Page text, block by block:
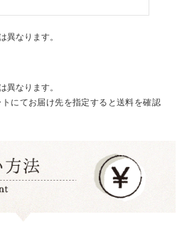
異なります。
異なります。
にてお届け先を指定すると送料を確認